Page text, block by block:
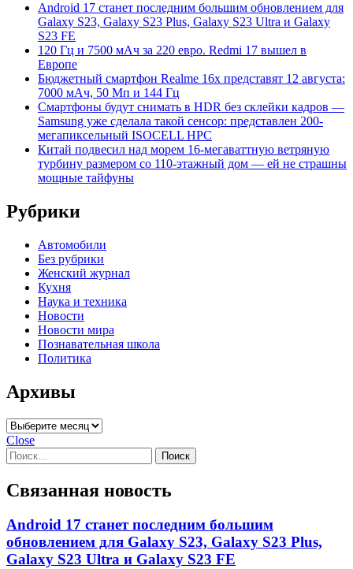
Android 17 станет последним большим обновлением для
Galaxy S23, Galaxy S23 Plus, Galaxy S23 Ultra и Galaxy
S23 FE
120 Гц и 7500 мАч за 220 евро. Redmi 17 вышел в
Европе
Бюджетный смартфон Realme 16x представят 12 августа:
7000 мАч, 50 Мп и 144 Гц
Смартфоны будут снимать в HDR без склейки кадров —
Samsung уже сделала такой сенсор: представлен 200-
мегапиксельный ISOCELL HPC
Китай подвесил над морем 16-мегаваттную ветряную
турбину размером со 110-этажный дом — ей не страшны
мощные тайфуны
Рубрики
Автомобили
Без рубрики
Женский журнал
Кухня
Наука и техника
Новости
Новости мира
Познавательная школа
Политика
Архивы
Архивы
Close
Найти:
Связанная новость
Android 17 станет последним большим
обновлением для Galaxy S23, Galaxy S23 Plus,
Galaxy S23 Ultra и Galaxy S23 FE